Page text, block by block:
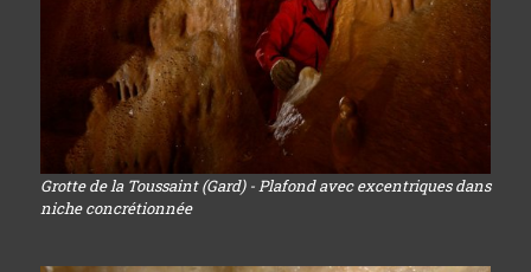
Grotte de la Toussaint (Gard) - Plafond avec excentriques dans
niche concrétionnée